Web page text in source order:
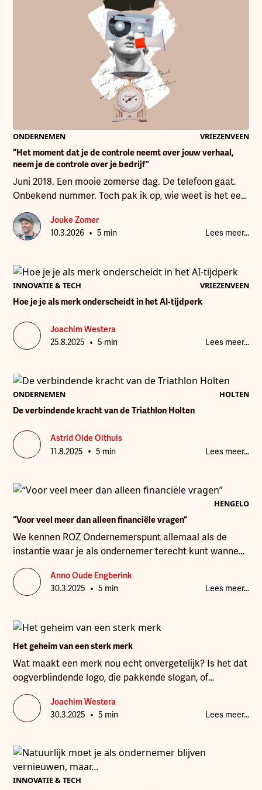
ONDERNEMEN
VRIEZENVEEN
“Het moment dat je de controle neemt over jouw verhaal,
neem je de controle over je bedrijf”
Juni 2018. Een mooie zomerse dag. De telefoon gaat.
Onbekend nummer. Toch pak ik op, wie weet is het een
ondernemer die mijn nieuwe website gezien heeft. Die
website waar ik flink in geïnvesteerd had. Zelf
ontworpen in Photoshop, gebouwd door een dure
zou worden voor opdrachten.
Jouke Zomer
10.3.2026 • 5 min Lees meer...
INNOVATIE & TECH
VRIEZENVEEN
Hoe je je als merk onderscheidt in het AI-tijdperk
Joachim Westera
25.8.2025 • 5 min Lees meer...
ONDERNEMEN
HOLTEN
De verbindende kracht van de Triathlon Holten
Astrid Olde Olthuis
11.8.2025 • 5 min Lees meer...
HENGELO
“Voor veel meer dan alleen financiële vragen”
We kennen ROZ Ondernemerspunt allemaal als de
instantie waar je als ondernemer terecht kunt wanneer
je een vraag of probleem hebt op financieel gebied.
Maar de adviseurs van ROZ zijn er voor veel meer
vragen. Marieke Slot en Maurice Krake vertellen er
Anno Oude Engberink
30.3.2025 • 5 min Lees meer...
Het geheim van een sterk merk
Wat maakt een merk nou echt onvergetelijk? Is het dat
oogverblindende logo, die pakkende slogan, of
misschien die prachtig ontworpen winkelpui? Mis. Een
sterk merk is meer dan dat. Het geheim ligt in
positioneren!
Joachim Westera
30.3.2025 • 5 min Lees meer...
INNOVATIE & TECH